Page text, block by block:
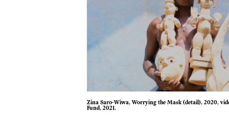
Zina Saro-Wiwa, Worrying the Mask (detail), 2020, video © Purchase, The Gallery Association Purchase
Fund, 2021.